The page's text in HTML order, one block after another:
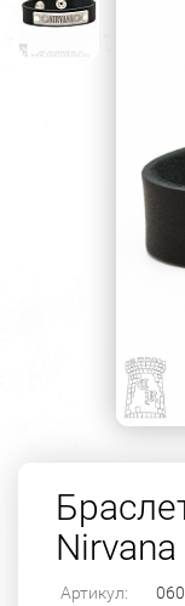
Nirvana
Артикул: